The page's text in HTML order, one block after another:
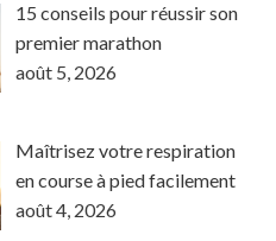
15 conseils pour réussir son
premier marathon
août 5, 2026
Maîtrisez votre respiration
en course à pied facilement
août 4, 2026